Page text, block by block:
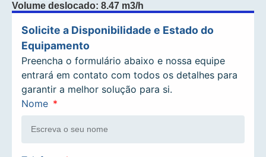
Volume deslocado: 8.47 m3/h
Nome
Solicite a Disponibilidade e Estado do
Equipamento
Preencha o formulário abaixo e nossa equipe
entrará em contato com todos os detalhes para
garantir a melhor solução para si.